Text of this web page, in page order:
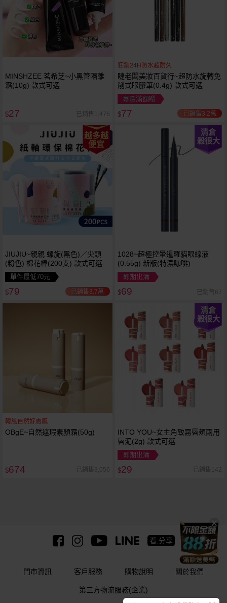
MINSHZEE 茗希芝~小黑管隔離
霜(10g) 款式可選
$27 已銷售1,476
狂銷24H防水超耐久
睫老闆美妝百貨行~超防水旋轉免
削式眼膠筆(0.4g) 款式可選
專區滿額贈
$77 已銷售3.2萬
越多越
便宜
JIUJIU~親親 螺旋(黑色)／尖頭
(粉色) 棉花棒(200支) 款式可選
單件最低70元
$79 已銷售3.7萬
清倉
殺很大
1028~超極控暈暹羅貓眼線液
(0.55g) 新版(特濃咖啡)
即期出清
$69 已銷售67
韓風自然好膚感
OBgE~自然遮瑕素顏霜(50g)
$674 已銷售3,056
清倉
殺很大
INTO YOU~女主角致霧唇頰兩用
唇泥(2g) 款式可選
即期出清
$29 已銷售142
看,分享
購物說明
客戶服務 關於我們
門市資訊
第三方物流服務(企業)